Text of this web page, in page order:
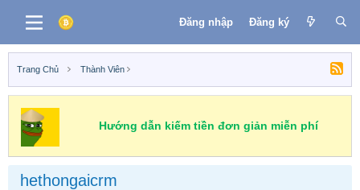
Đăng nhập Đăng ký
Trang Chủ Thành Viên
Hướng dẫn kiếm tiền đơn giản miễn phí
hethongaicrm